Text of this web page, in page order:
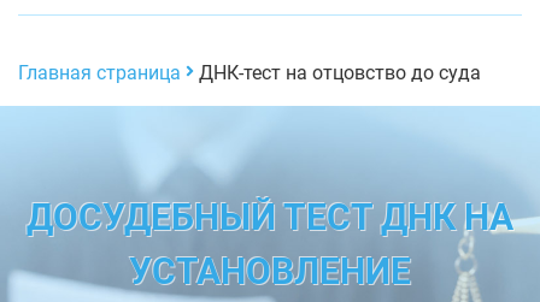
Главная страница ДНК-тест на отцовство до суда
ДОСУДЕБНЫЙ ТЕСТ ДНК НА
УСТАНОВЛЕНИЕ